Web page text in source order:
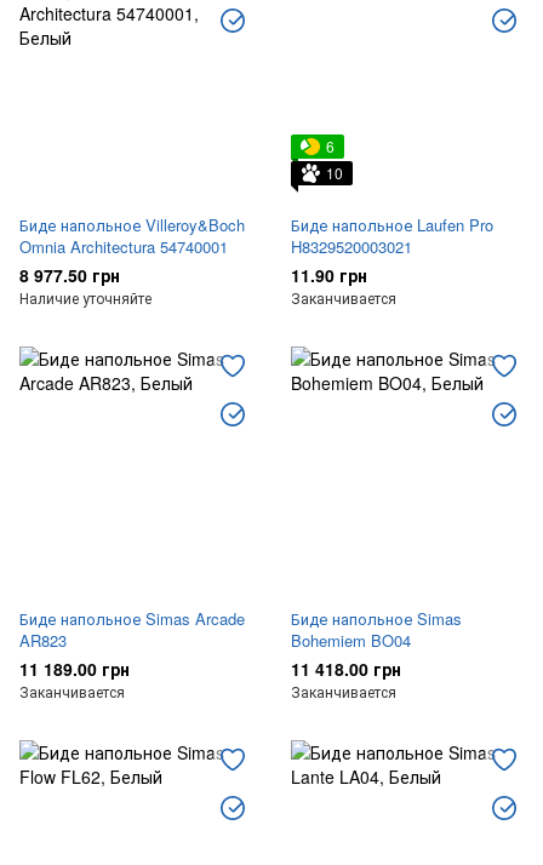
Биде напольное Villeroy&Boch
Omnia Architectura 54740001
8 977.50 грн
Наличие уточняйте
6
10
Биде напольное Laufen Pro
H8329520003021
11.90 грн
Заканчивается
Биде напольное Simas Arcade
AR823
11 189.00 грн
Заканчивается
Биде напольное Simas
Bohemiem BO04
11 418.00 грн
Заканчивается